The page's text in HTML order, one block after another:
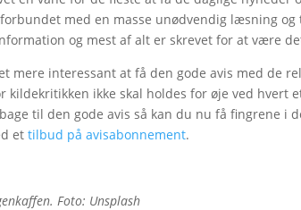
med en masse unødvendig læsning
og mest af alt er skrevet for at være
mere interessant at få den gode avis med de
kildekritikken ikke skal holdes for øje ved hvert
til den gode avis så kan du nu få fingrene i
ettilbud på avisabonnement.
Foto: Unsplash